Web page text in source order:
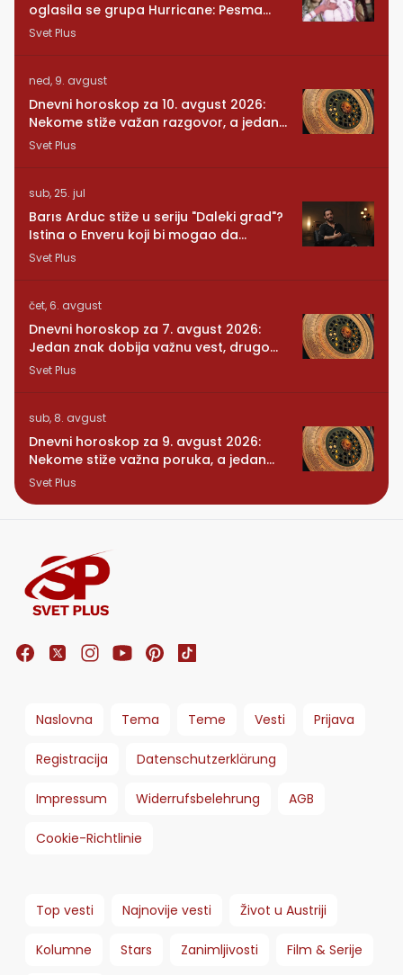
oglasila se grupa Hurricane: Pesma
RUNDE je naša!
Svet Plus
ned, 9. avgust
Dnevni horoskop za 10. avgust 2026:
Nekome stiže važan razgovor, a jedan
znak mora da posluša srce
Svet Plus
sub, 25. jul
Barıs Arduc stiže u seriju "Daleki grad"?
Istina o Enveru koji bi mogao da
promeni sve
Svet Plus
čet, 6. avgust
Dnevni horoskop za 7. avgust 2026:
Jedan znak dobija važnu vest, drugom
se vraća osoba iz prošlosti
Svet Plus
sub, 8. avgust
Dnevni horoskop za 9. avgust 2026:
Nekome stiže važna poruka, a jedan
znak konačno preseca
Svet Plus
Naslovna Tema Teme Vesti Prijava
Registracija Datenschutzerklärung
Impressum Widerrufsbelehrung AGB
Cookie-Richtlinie
Top vesti Najnovije vesti Život u Austriji
Kolumne Stars Zanimljivosti Film & Serije